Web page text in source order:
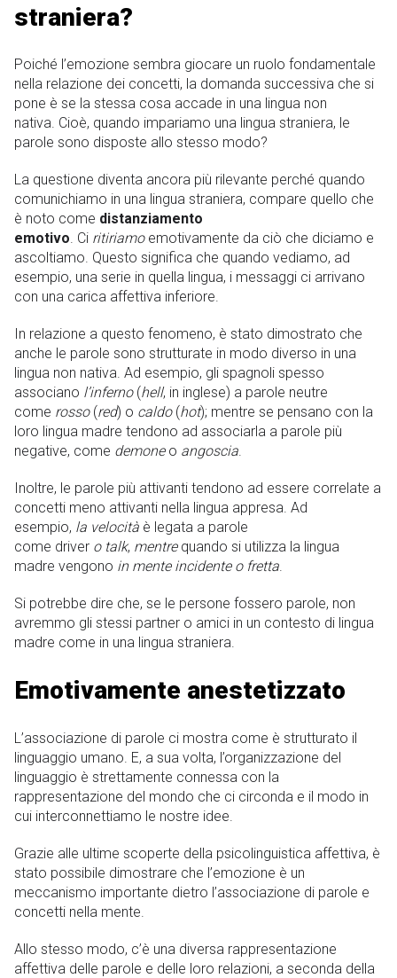
straniera?
Poiché l’emozione sembra giocare un ruolo fondamentale
nella relazione dei concetti, la domanda successiva che si
pone è se la stessa cosa accade in una lingua non
nativa. Cioè, quando impariamo una lingua straniera, le
parole sono disposte allo stesso modo?
La questione diventa ancora più rilevante perché quando
comunichiamo in una lingua straniera, compare quello che
è noto come distanziamento
emotivo. Ci ritiriamoemotivamente da ciò che diciamo e
ascoltiamo. Questo significa che quando vediamo, ad
esempio, una serie in quella lingua, i messaggi ci arrivano
con una carica affettiva inferiore.
In relazione a questo fenomeno, è stato dimostrato che
anche le parole sono strutturate in modo diverso in una
lingua non nativa. Ad esempio, gli spagnoli spesso
associano l’inferno(hell, in inglese) a parole neutre
come rosso(red) o caldo(hot); mentre se pensano con la
loro lingua madre tendono ad associarla a parole più
negative, come demoneo angoscia.
Inoltre, le parole più attivanti tendono ad essere correlate a
concetti meno attivanti nella lingua appresa. Ad
esempio, la velocità è legata a parole
come driver o talk, mentrequando si utilizza la lingua
madre vengono in mente incidente o fretta.
Si potrebbe dire che, se le persone fossero parole, non
avremmo gli stessi partner o amici in un contesto di lingua
madre come in una lingua straniera.
Emotivamente anestetizzato
L’associazione di parole ci mostra come è strutturato il
linguaggio umano. E, a sua volta, l’organizzazione del
linguaggio è strettamente connessa con la
rappresentazione del mondo che ci circonda e il modo in
cui interconnettiamo le nostre idee.
Grazie alle ultime scoperte della psicolinguistica affettiva, è
stato possibile dimostrare che l’emozione è un
meccanismo importante dietro l’associazione di parole e
concetti nella mente.
Allo stesso modo, c’è una diversa rappresentazione
affettiva delle parole e delle loro relazioni, a seconda della